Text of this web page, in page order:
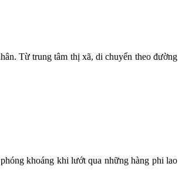
Từ trung tâm thị xã, di chuyển theo đường
khoáng khi lướt qua những hàng phi lao